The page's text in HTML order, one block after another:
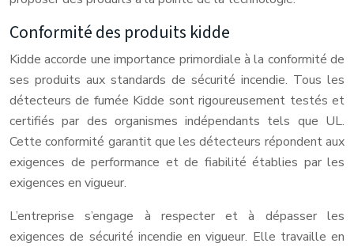
Conformité des produits kidde
Kidde accorde une importance primordiale à la conformité de
ses produits aux standards de sécurité incendie. Tous les
détecteurs de fumée Kidde sont rigoureusement testés et
certifiés par des organismes indépendants tels que UL.
Cette conformité garantit que les détecteurs répondent aux
exigences de performance et de fiabilité établies par les
exigences en vigueur.
L’entreprise s’engage à respecter et à dépasser les
exigences de sécurité incendie en vigueur. Elle travaille en